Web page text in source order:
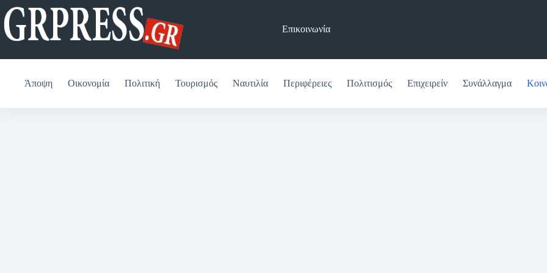
Μετάβαση
στο
περιεχόμενο
Επικοινωνία
Άποψη Οικονομία Πολιτική Τουρισμός Ναυτιλία Περιφέρειες Πολιτισμός Επιχειρείν Συνάλλαγμα